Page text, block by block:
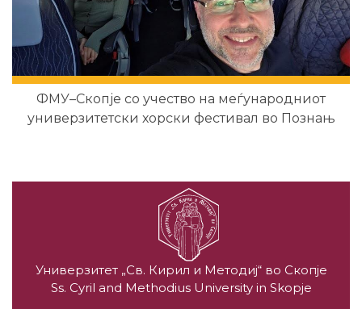
ФМУ–Скопје со учество на меѓународниот
универзитетски хорски фестивал во Познањ
Универзитет „Св. Кирил и Методиј“ во Скопје
Ss. Cyril and Methodius University in Skopje